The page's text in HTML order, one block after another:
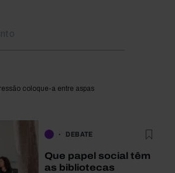
coloque-a entre aspas
DEBATE
Que papel social têm
as bibliotecas